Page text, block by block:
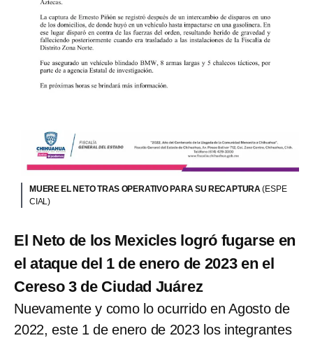
MUERE EL NETO TRAS OPERATIVO PARA SU RECAPTURA(ESPE
CIAL)
El Neto de los Mexicles logró fugarse en
el ataque del 1 de enero de 2023 en el
Cereso 3 de Ciudad Juárez
Nuevamente y como lo ocurrido en Agosto de
2022, este 1 de enero de 2023 los integrantes